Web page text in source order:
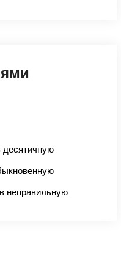
десятичную
неправильную